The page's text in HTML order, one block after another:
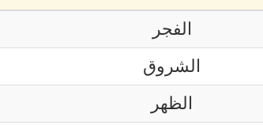
الفجر
الشروق
الظهر